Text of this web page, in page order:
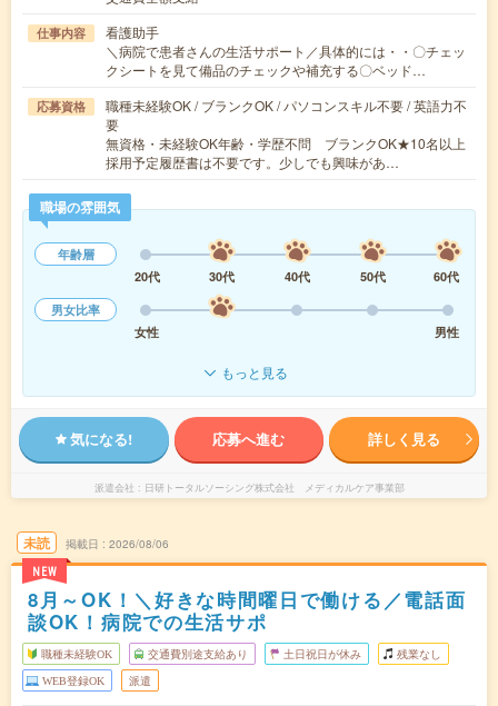
仕事内容
看護助手
＼病院で患者さんの生活サポート／具体的には・・〇チェッ
クシートを見て備品のチェックや補充する〇ベッド…
応募資格
職種未経験OK / ブランクOK / パソコンスキル不要 / 英語力不
要
無資格・未経験OK年齢・学歴不問 ブランクOK★10名以上
採用予定履歴書は不要です。少しでも興味があ…
職場の雰囲気
年齢層
20代
30代 40代 50代
60代
男女比率
女性
男性
もっと見る
気になる! 応募へ進む 詳しく見る
派遣会社 日研トータルソーシング株式会社 メディカルケア事業部
未読
NEW
掲載日 2026/08/06
8月～OK！＼好きな時間曜日で働ける／電話面
談OK！病院での生活サポ
職種未経験OK 交通費別途支給あり 土日祝日が休み 残業なし
WEB登録OK 派遣